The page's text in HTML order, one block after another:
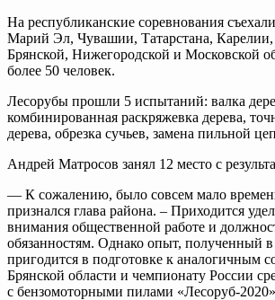
На республиканские соревнования
Марий Эл, Чувашии, Татарстана,
Брянской, Нижегородской и Московской
более 50 человек.
Лесорубы прошли 5 испытаний: валка
комбинированная раскряжевка дерева,
дерева, обрезка сучьев, замена пильной
Андрей Матросов занял 12 место с
— К сожалению, было совсем мало
признался глава района. – Приходится
внимания общественной работе и
обязанностям. Однако опыт, полученный
пригодится в подготовке к аналогичным
Брянской области и чемпионату России
с бензомоторными пилами «Лесоруб-